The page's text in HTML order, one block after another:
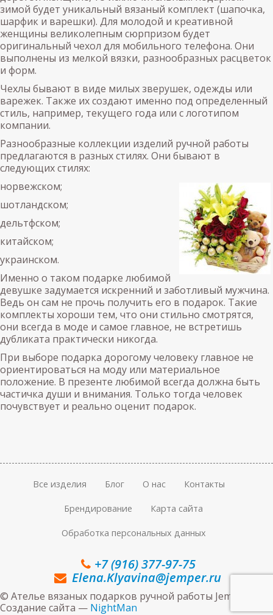
зимой будет уникальный вязаный комплект (шапочка,
шарфик и варешки). Для молодой и креативной
женщины великолепным сюрпризом будет
оригинальный чехол для мобильного телефона. Они
выполнены из мелкой вязки, разнообразных расцветок
и форм.
Чехлы бывают в виде милых зверушек, одежды или
варежек. Также их создают именно под определенный
стиль, например, текущего года или с логотипом
компании.
Разнообразные коллекции изделий ручной работы
предлагаются в разных стилях. Они бывают в
следующих стилях:
норвежском;
шотландском;
дельтфском;
китайском;
украинском.
Именно о таком подарке любимой
девушке задумается искренний и заботливый мужчина.
Ведь он сам не прочь получить его в подарок. Такие
комплекты хороши тем, что они стильно смотрятся,
они всегда в моде и самое главное, не встретишь
дубликата практически никогда.
При выборе подарка дорогому человеку главное не
ориентироваться на моду или материальное
положение. В презенте любимой всегда должна быть
частичка души и внимания. Только тогда человек
почувствует и реально оценит подарок.
Все изделия Блог О нас Контакты
Брендирование Карта сайта
Обработка персональных данных
+7 (916) 377-97-75
Elena.Klyavina@jemper.ru
© Ателье вязаных подарков ручной работы Jemper.ru
Создание сайта — NightMan